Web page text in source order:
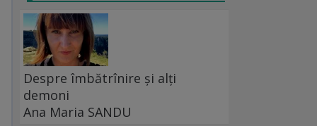
Despre îmbătrînire și alți
demoni
Ana Maria SANDU